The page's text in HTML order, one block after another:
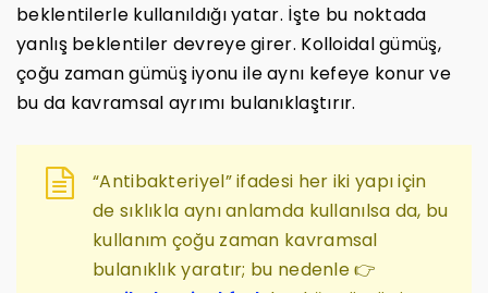
beklentilerle kullanıldığı yatar. İşte bu noktada
yanlış beklentiler devreye girer. Kolloidal gümüş,
çoğu zaman gümüş iyonu ile aynı kefeye konur ve
bu da kavramsal ayrımı bulanıklaştırır.
“Antibakteriyel” ifadesi her iki yapı için
de sıklıkla aynı anlamda kullanılsa da, bu
kullanım çoğu zaman kavramsal
bulanıklık yaratır; bu nedenle 👉